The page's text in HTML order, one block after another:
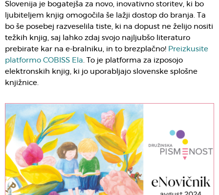
Slovenija je bogatejša za novo, inovativno storitev, ki bo
ljubiteljem knjig omogočila še lažji dostop do branja. Ta
bo še posebej razveselila tiste, ki na dopust ne želijo nositi
težkih knjig, saj lahko zdaj svojo najljubšo literaturo
prebirate kar na e-bralniku, in to brezplačno! Preizkusite
platformo COBISS Ela. To je platforma za izposojo
elektronskih knjig, ki jo uporabljajo slovenske splošne
knjižnice.